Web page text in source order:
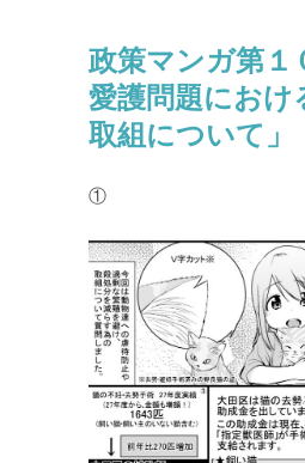
政策マンガ第１
愛護問題におけ
取組について」
①